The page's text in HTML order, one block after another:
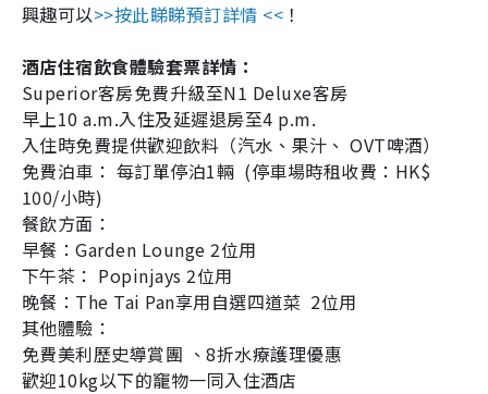
興趣可以>>按此睇睇預訂詳情 << ！
酒店住宿飲食體驗套票詳情：
Superior客房免費升級至N1 Deluxe客房
早上10 a.m.入住及延遲退房至4 p.m.
入住時免費提供歡迎飲料（汽水、果汁、 OVT啤酒）
免費泊車： 每訂單停泊1輛 (停車場時租收費： HK$
100/小時)
餐飲方面：
早餐：Garden Lounge 2位用
下午茶： Popinjays 2位用
晚餐： The Tai Pan享用自選四道菜 2位用
其他體驗：
免費美利歷史導賞團 、8折水療護理優惠
歡迎10kg以下的竉物一同入住酒店